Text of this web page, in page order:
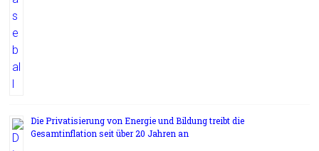
Die Privatisierung von Energie und Bildung treibt die
Gesamtinflation seit über 20 Jahren an